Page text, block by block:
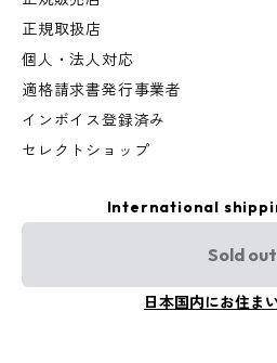
正規取扱店
個人・法人対応
適格請求書発行事業者
インボイス登録済み
セレクトショップ
International
Sold out
日本国内にお住ま